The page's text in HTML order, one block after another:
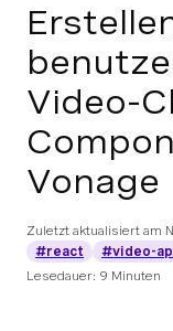
Video-
Vonage
Zuletzt aktualisiert am
#react
#video-
Lesedauer: 9 Minuten